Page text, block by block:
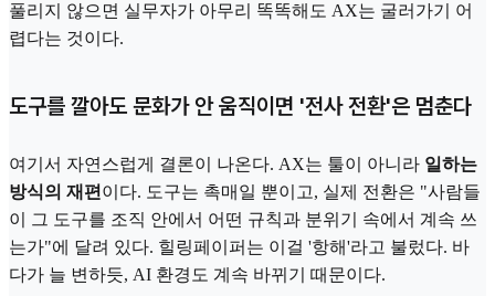
풀리지 않으면 실무자가 아무리 똑똑해도 AX는 굴러가기 어
렵다는 것이다.
도구를 깔아도 문화가 안 움직이면 '전사 전환'은 멈춘다
여기서 자연스럽게 결론이 나온다. AX는 툴이 아니라 일하는
방식의 재편 이다. 도구는 촉매일 뿐이고, 실제 전환은 "사람들
이 그 도구를 조직 안에서 어떤 규칙과 분위기 속에서 계속 쓰
는가"에 달려 있다. 힐링페이퍼는 이걸 '항해'라고 불렀다. 바
다가 늘 변하듯, AI 환경도 계속 바뀌기 때문이다.